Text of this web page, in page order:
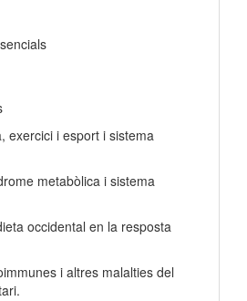
exercici i esport i sistema
metabòlica i sistema
occidental en la resposta
i altres malalties del